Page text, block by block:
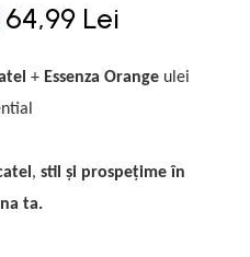
64,99 Lei
+ Essenza Orange ulei
, stil și prospețime în
ta.